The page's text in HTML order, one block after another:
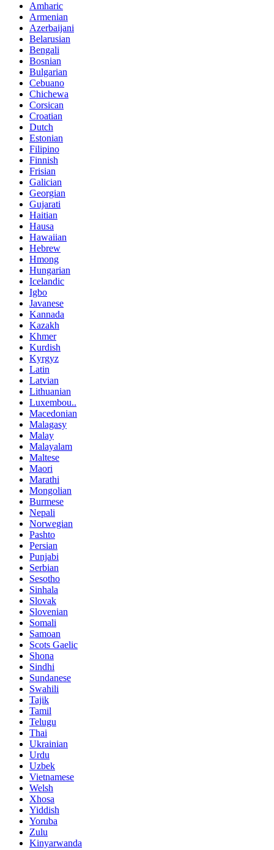
Amharic
Armenian
Azerbaijani
Belarusian
Bengali
Bosnian
Bulgarian
Cebuano
Chichewa
Corsican
Croatian
Dutch
Estonian
Filipino
Finnish
Frisian
Galician
Georgian
Gujarati
Haitian
Hausa
Hawaiian
Hebrew
Hmong
Hungarian
Icelandic
Igbo
Javanese
Kannada
Kazakh
Khmer
Kurdish
Kyrgyz
Latin
Latvian
Lithuanian
Luxembou..
Macedonian
Malagasy
Malay
Malayalam
Maltese
Maori
Marathi
Mongolian
Burmese
Nepali
Norwegian
Pashto
Persian
Punjabi
Serbian
Sesotho
Sinhala
Slovak
Slovenian
Somali
Samoan
Scots Gaelic
Shona
Sindhi
Sundanese
Swahili
Tajik
Tamil
Telugu
Thai
Ukrainian
Urdu
Uzbek
Vietnamese
Welsh
Xhosa
Yiddish
Yoruba
Zulu
Kinyarwanda